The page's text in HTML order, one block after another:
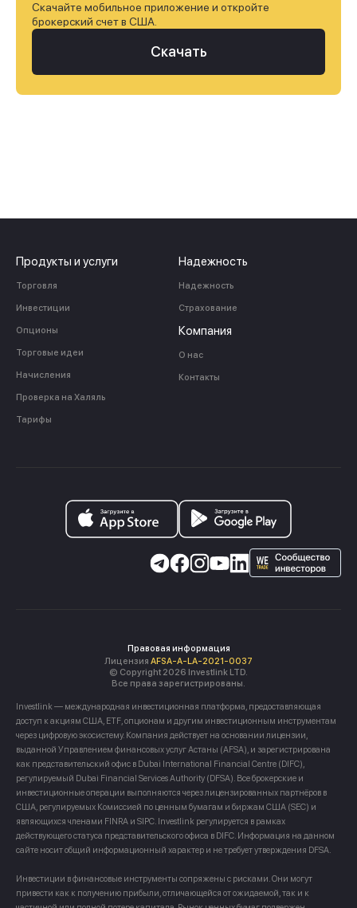
Скачайте мобильное приложение и откройте
брокерский счет в США.
Скачать
Продукты и услуги
Торговля
Инвестиции
Опционы
Торговые идеи
Начисления
Проверка на Халяль
Тарифы
Надежность
Надежность
Страхование
Компания
О нас
Контакты
Правовая информация
Лицензия AFSA-A-LA-2021-0037
© Copyright 2026 Investlink LTD.
Все права зарегистрированы.
Investlink — международная инвестиционная платформа, предоставляющая
доступ к акциям США, ETF, опционам и другим инвестиционным инструментам
через цифровую экосистему. Компания действует на основании лицензии,
выданной Управлением финансовых услуг Астаны (AFSA), и зарегистрирована
как представительский офис в Dubai International Financial Centre (DIFC),
регулируемый Dubai Financial Services Authority (DFSA). Все брокерские и
инвестиционные операции выполняются через лицензированных партнёров в
США, регулируемых Комиссией по ценным бумагам и биржам США (SEC) и
являющихся членами FINRA и SIPC. Investlink регулируется в рамках
действующего статуса представительского офиса в DIFC. Информация на данном
сайте носит общий информационный характер и не требует утверждения DFSA.
Инвестиции в финансовые инструменты сопряжены с рисками. Они могут
привести как к получению прибыли, отличающейся от ожидаемой, так и к